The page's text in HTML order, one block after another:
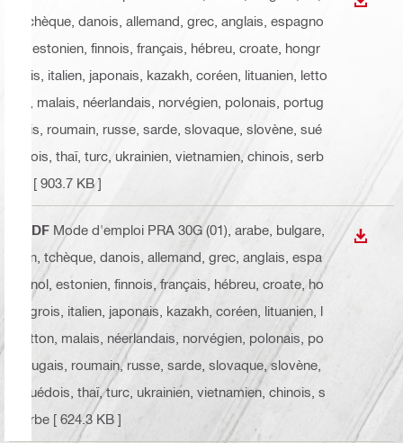
tchèque, danois, allemand, grec, anglais, espagno
l, estonien, finnois, français, hébreu, croate, hongr
ois, italien, japonais, kazakh, coréen, lituanien, letto
n, malais, néerlandais, norvégien, polonais, portug
ais, roumain, russe, sarde, slovaque, slovène, sué
dois, thaï, turc, ukrainien, vietnamien, chinois, serb
[ 903.7 KB ]
PDF Mode d'emploi PRA 30G (01) , arabe, bulgare,
cn, tchèque, danois, allemand, grec, anglais, espa
gnol, estonien, finnois, français, hébreu, croate, ho
ngrois, italien, japonais, kazakh, coréen, lituanien, l
etton, malais, néerlandais, norvégien, polonais, po
rtugais, roumain, russe, sarde, slovaque, slovène,
suédois, thaï, turc, ukrainien, vietnamien, chinois, s
erbe [ 624.3 KB ]